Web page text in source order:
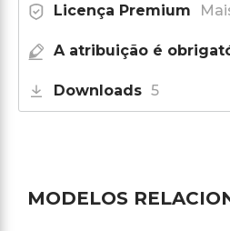
Licença Premium
A atribuição é
Downloads 5
MODELOS